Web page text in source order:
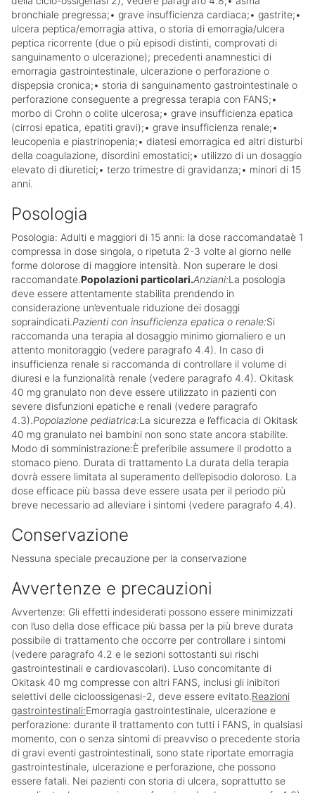
bronchiale pregressa;• grave insufficienza cardiaca;• gastrite;•
ulcera peptica/emorragia attiva, o storia di emorragia/ulcera
peptica ricorrente (due o più episodi distinti, comprovati di
sanguinamento o ulcerazione); precedenti anamnestici di
emorragia gastrointestinale, ulcerazione o perforazione o
dispepsia cronica;• storia di sanguinamento gastrointestinale o
perforazione conseguente a pregressa terapia con FANS;•
morbo di Crohn o colite ulcerosa;• grave insufficienza epatica
(cirrosi epatica, epatiti gravi);• grave insufficienza renale;•
leucopenia e piastrinopenia;• diatesi emorragica ed altri disturbi
della coagulazione, disordini emostatici;• utilizzo di un dosaggio
elevato di diuretici;• terzo trimestre di gravidanza;• minori di 15
anni.
Posologia
Posologia: Adulti e maggiori di 15 anni: la dose raccomandataè 1
compressa in dose singola, o ripetuta 2-3 volte al giorno nelle
forme dolorose di maggiore intensità. Non superare le dosi
raccomandate.Popolazioni particolari.Anziani:La posologia
deve essere attentamente stabilita prendendo in
considerazione un’eventuale riduzione dei dosaggi
sopraindicati.Pazienti con insufficienza epatica o renale:Si
raccomanda una terapia al dosaggio minimo giornaliero e un
attento monitoraggio (vedere paragrafo 4.4). In caso di
insufficienza renale si raccomanda di controllare il volume di
diuresi e la funzionalità renale (vedere paragrafo 4.4). Okitask
40 mg granulato non deve essere utilizzato in pazienti con
severe disfunzioni epatiche e renali (vedere paragrafo
4.3).Popolazione pediatrica:La sicurezza e l’efficacia di Okitask
40 mg granulato nei bambini non sono state ancora stabilite.
Modo di somministrazione:È preferibile assumere il prodotto a
stomaco pieno. Durata di trattamento La durata della terapia
dovrà essere limitata al superamento dell’episodio doloroso. La
dose efficace più bassa deve essere usata per il periodo più
breve necessario ad alleviare i sintomi (vedere paragrafo 4.4).
Conservazione
Nessuna speciale precauzione per la conservazione
Avvertenze e precauzioni
Avvertenze: Gli effetti indesiderati possono essere minimizzati
con l’uso della dose efficace più bassa per la più breve durata
possibile di trattamento che occorre per controllare i sintomi
(vedere paragrafo 4.2 e le sezioni sottostanti sui rischi
gastrointestinali e cardiovascolari). L’uso concomitante di
Okitask 40 mg compresse con altri FANS, inclusi gli inibitori
selettivi delle cicloossigenasi-2, deve essere evitato.Reazioni
gastrointestinali:Emorragia gastrointestinale, ulcerazione e
perforazione: durante il trattamento con tutti i FANS, in qualsiasi
momento, con o senza sintomi di preavviso o precedente storia
di gravi eventi gastrointestinali, sono state riportate emorragia
gastrointestinale, ulcerazione e perforazione, che possono
essere fatali. Nei pazienti con storia di ulcera, soprattutto se